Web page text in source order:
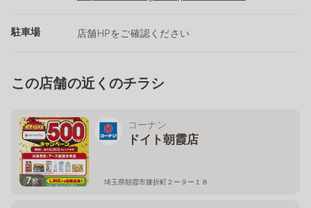
駐車場 店舗HPをご確認ください
この店舗の近くのチラシ
7枚
コーナン
ドイト朝霞店
埼玉県朝霞市膝折町２ー９ー１８